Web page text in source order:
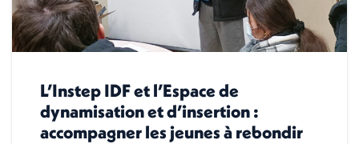
L’Instep IDF et l’Espace de
dynamisation et d’insertion :
accompagner les jeunes à rebondir